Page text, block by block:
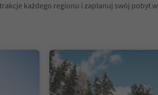
każdego regionu i zaplanuj swój pobyt w